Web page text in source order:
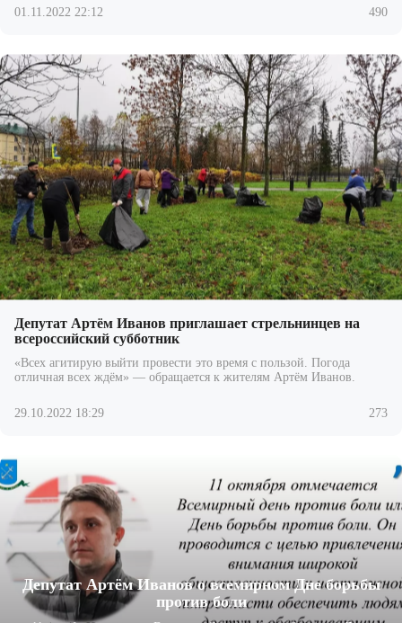
01.11.2022 22:12 490
Депутат Артём Иванов приглашает стрельнинцев на
всероссийский субботник
«Всех агитирую выйти провести это время с пользой. Погода
отличная всех ждём» — обращается к жителям Артём Иванов.
29.10.2022 18:29 273
Депутат Артём Иванов о всемирном Дне борьбы
против боли